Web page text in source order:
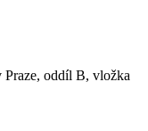
Praze, oddíl B, vložka